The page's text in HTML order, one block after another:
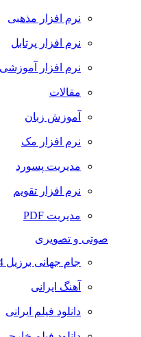
نرم افزار مذهبی
نرم افزار پرتابل
نرم افزار آموزشی
مقالات
آموزش زبان
نرم افزار مک
مدیریت پسورد
نرم افزار تقویم
مدیریت PDF
صوتی و تصویری
جام جهانی برزیل 2014
آهنگ ایرانی
دانلود فیلم ایرانی